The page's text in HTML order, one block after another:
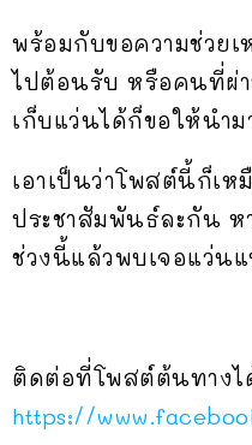
พร้อมกับขอความช่วย
ไปต้อนรับ หรือคนที่ผ่
เก็บแว่นได้ก็ขอให้นำ
เอาเป็นว่าโพสต์นี้ก็เ
ประชาสัมพันธ์ละกัน ห
ช่วงนี้แล้วพบเจอแว่น
ติดต่อที่โพสต์ต้นทางไ
https://